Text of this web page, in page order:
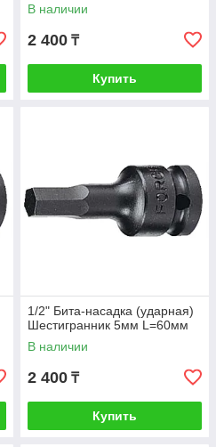
В наличии
2 400 ₸
Купить
1/2" Бита-насадка (ударная)
Шестигранник 5мм L=60мм
В наличии
2 400 ₸
Купить